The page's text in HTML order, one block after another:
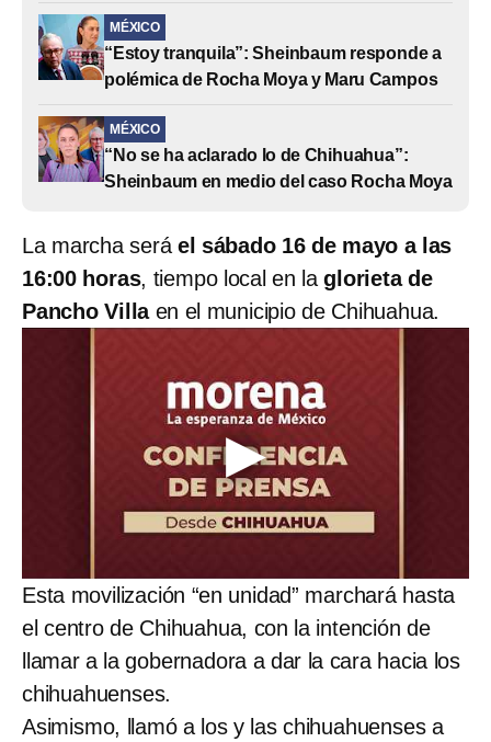
MÉXICO
“Estoy tranquila”: Sheinbaum responde a
polémica de Rocha Moya y Maru Campos
MÉXICO
“No se ha aclarado lo de Chihuahua”:
Sheinbaum en medio del caso Rocha Moya
La marcha será el sábado 16 de mayo a las
16:00 horas, tiempo local en laglorieta de
Pancho Villa en el municipio de Chihuahua.
Esta movilización “en unidad” marchará hasta
el centro de Chihuahua, con la intención de
llamar a la gobernadora a dar la cara hacia los
chihuahuenses.
Asimismo, llamó a los y las chihuahuenses a